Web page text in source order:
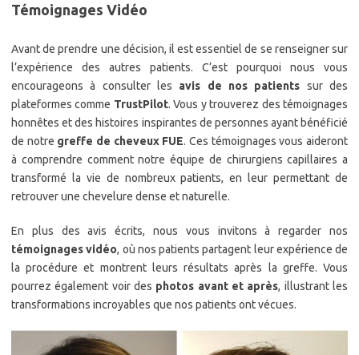
Témoignages Vidéo
Avant de prendre une décision, il est essentiel de se renseigner sur
l’expérience des autres patients. C’est pourquoi nous vous
encourageons à consulter les avis de nos patients sur des
plateformes comme TrustPilot. Vous y trouverez des témoignages
honnêtes et des histoires inspirantes de personnes ayant bénéficié
de notre greffe de cheveux FUE. Ces témoignages vous aideront
à comprendre comment notre équipe de chirurgiens capillaires a
transformé la vie de nombreux patients, en leur permettant de
retrouver une chevelure dense et naturelle.
En plus des avis écrits, nous vous invitons à regarder nos
témoignages vidéo, où nos patients partagent leur expérience de
la procédure et montrent leurs résultats après la greffe. Vous
pourrez également voir des photos avant et après, illustrant les
transformations incroyables que nos patients ont vécues.